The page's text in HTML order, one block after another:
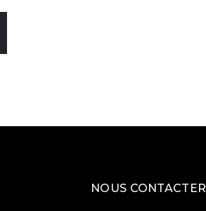
NOUS CONTACTER